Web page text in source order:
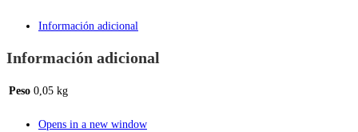
Información adicional
Información adicional
Peso 0,05 kg
Opens in a new window